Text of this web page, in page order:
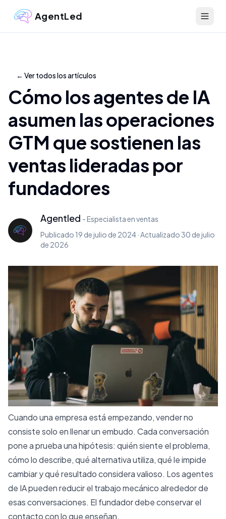
AgentLed
← Ver todos los artículos
Cómo los agentes de IA
asumen las operaciones
GTM que sostienen las
ventas lideradas por
fundadores
Agentled -Especialista en ventas
Publicado 19 de julio de 2024 ·Actualizado30 de julio
de 2026
Cuando una empresa está empezando, vender no
consiste solo en llenar un embudo. Cada conversación
pone a prueba una hipótesis: quién siente el problema,
cómo lo describe, qué alternativa utiliza, qué le impide
cambiar y qué resultado considera valioso. Los agentes
de IA pueden reducir el trabajo mecánico alrededor de
esas conversaciones. El fundador debe conservar el
contacto con lo que enseñan.